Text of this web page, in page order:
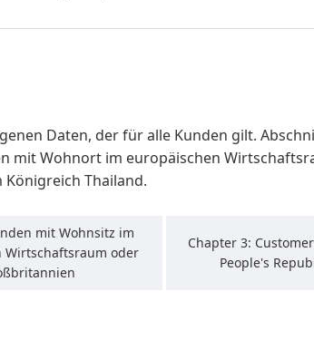
Daten, der für alle Kunden gilt.
Wohnort im europäischen
Thailand.
mit Wohnsitz im
Wirtschaftsraum oder
Chapter 3:
People's